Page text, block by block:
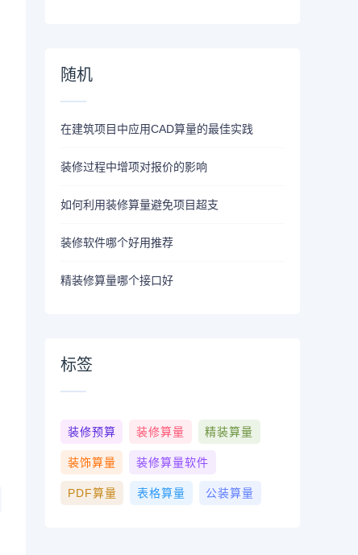
随机
在建筑项目中应用CAD算量的最佳实践
装修过程中增项对报价的影响
如何利用装修算量避免项目超支
装修软件哪个好用推荐
精装修算量哪个接口好
标签
装修预算 装修算量 精装算量
装饰算量 装修算量软件
PDF算量 表格算量 公装算量